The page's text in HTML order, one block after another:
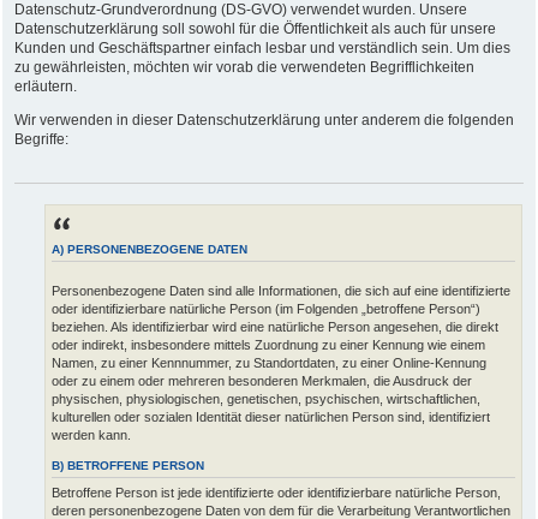
Datenschutz-Grundverordnung (DS-GVO) verwendet wurden. Unsere
Datenschutzerklärung soll sowohl für die Öffentlichkeit als auch für unsere
Kunden und Geschäftspartner einfach lesbar und verständlich sein. Um dies
zu gewährleisten, möchten wir vorab die verwendeten Begrifflichkeiten
erläutern.
Wir verwenden in dieser Datenschutzerklärung unter anderem die folgenden
Begriffe:
A) PERSONENBEZOGENE DATEN
Personenbezogene Daten sind alle Informationen, die sich auf eine identifizierte
oder identifizierbare natürliche Person (im Folgenden „betroffene Person“)
beziehen. Als identifizierbar wird eine natürliche Person angesehen, die direkt
oder indirekt, insbesondere mittels Zuordnung zu einer Kennung wie einem
Namen, zu einer Kennnummer, zu Standortdaten, zu einer Online-Kennung
oder zu einem oder mehreren besonderen Merkmalen, die Ausdruck der
physischen, physiologischen, genetischen, psychischen, wirtschaftlichen,
kulturellen oder sozialen Identität dieser natürlichen Person sind, identifiziert
werden kann.
B) BETROFFENE PERSON
Betroffene Person ist jede identifizierte oder identifizierbare natürliche Person,
deren personenbezogene Daten von dem für die Verarbeitung Verantwortlichen